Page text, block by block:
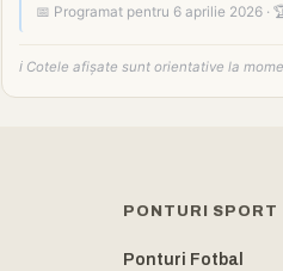
📅 Programat pentru 6 aprilie 2026 ·
ℹ️ Cotele afișate sunt orientative la
PONTURI SPORT
Ponturi Fotbal